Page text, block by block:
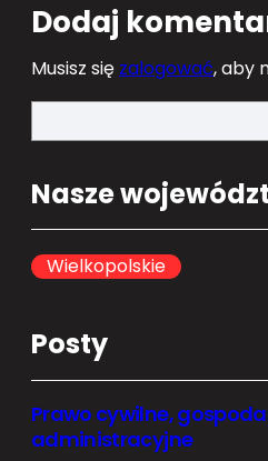
Dodaj
Musisz się zalogować, aby
e
r
c
h
Nasze
Wielkopolskie
Posty
Prawo cywilne,
administracyjne